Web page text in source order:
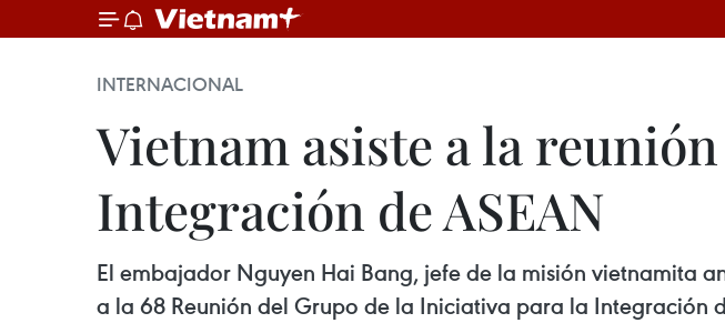
INTERNACIONAL
Vietnam asiste a la
Integración de ASEAN
El embajador Nguyen Hai Bang, jefe de la misión vietnamita
a la 68 Reunión del Grupo de la Iniciativa para la Integración